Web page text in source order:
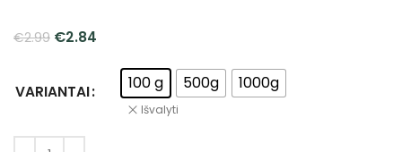
€2.99 €2.84
VARIANTAI 100 g 500g 1000g
Išvalyti